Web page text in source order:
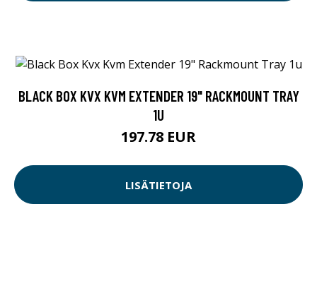
BLACK BOX KVX KVM EXTENDER 19" RACKMOUNT TRAY
1U
197.78 EUR
LISÄTIETOJA